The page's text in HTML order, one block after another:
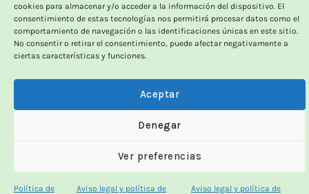
cookies para almacenar y/o acceder a la información del dispositivo. El
consentimiento de estas tecnologías nos permitirá procesar datos como el
comportamiento de navegación o las identificaciones únicas en este sitio.
No consentir o retirar el consentimiento, puede afectar negativamente a
ciertas características y funciones.
Aceptar
Denegar
Ver preferencias
Política de Aviso legal y política de Aviso legal y política de